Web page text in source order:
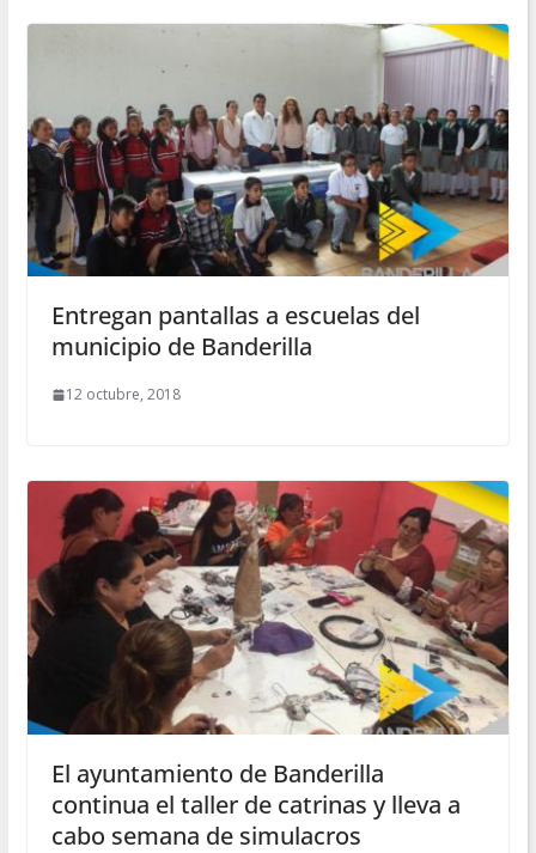
Entregan pantallas a escuelas del
municipio de Banderilla
12 octubre, 2018
El ayuntamiento de Banderilla
continua el taller de catrinas y lleva a
cabo semana de simulacros